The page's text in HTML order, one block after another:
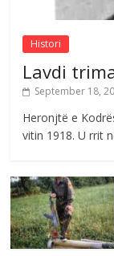
Histori
Lavdi
September 18,
Heronjtë e
vitin 1918. U rrit